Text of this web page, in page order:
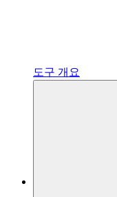
도구 개요